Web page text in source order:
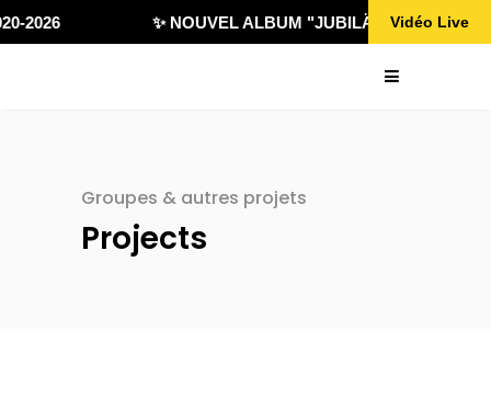
2026 ✨ NOUVEL ALBUM "JUBILÄ 432"Vidéo Live
Groupes & autres projets
Projects